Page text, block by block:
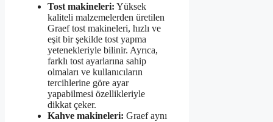
Tost makineleri: Yüksek
kaliteli malzemelerden üretilen
Graef tost makineleri, hızlı ve
eşit bir şekilde tost yapma
yetenekleriyle bilinir. Ayrıca,
farklı tost ayarlarına sahip
olmaları ve kullanıcıların
tercihlerine göre ayar
yapabilmesi özellikleriyle
dikkat çeker.
Kahve makineleri: Graef aynı